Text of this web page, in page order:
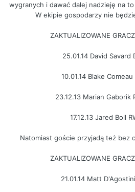
wygranych i dawać dalej nadzieję na
W ekipie gospodarzy nie
ZAKTUALIZOWANE
25.01.14 David Savard
10.01.14 Blake Comeau
23.12.13 Marian Gaborik
17.12.13 Jared Boll
Natomiast goście przyjadą też bez
ZAKTUALIZOWANE
21.01.14 Matt